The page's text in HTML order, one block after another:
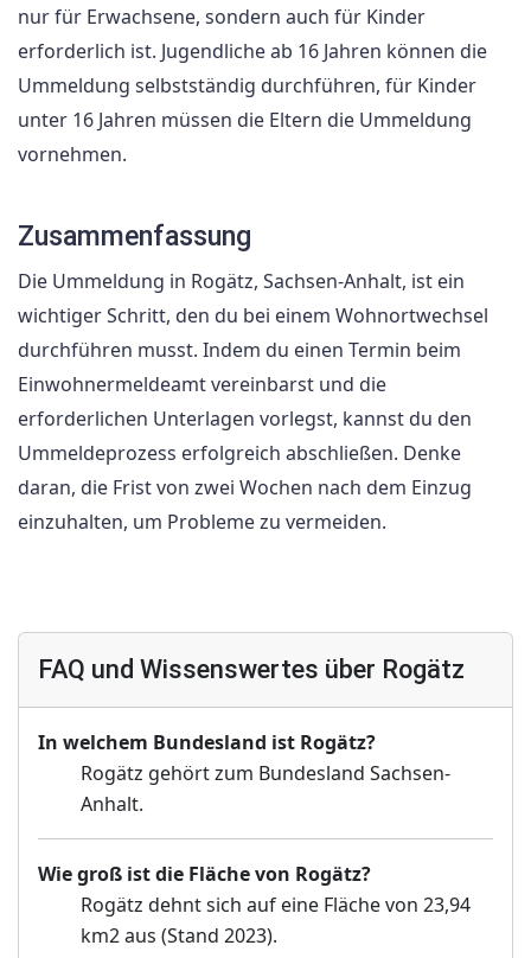
nur für Erwachsene, sondern auch für Kinder
erforderlich ist. Jugendliche ab 16 Jahren können die
Ummeldung selbstständig durchführen, für Kinder
unter 16 Jahren müssen die Eltern die Ummeldung
vornehmen.
Zusammenfassung
Die Ummeldung in Rogätz, Sachsen-Anhalt, ist ein
wichtiger Schritt, den du bei einem Wohnortwechsel
durchführen musst. Indem du einen Termin beim
Einwohnermeldeamt vereinbarst und die
erforderlichen Unterlagen vorlegst, kannst du den
Ummeldeprozess erfolgreich abschließen. Denke
daran, die Frist von zwei Wochen nach dem Einzug
einzuhalten, um Probleme zu vermeiden.
FAQ und Wissenswertes über Rogätz
In welchem Bundesland ist Rogätz?
Rogätz gehört zum Bundesland Sachsen-
Anhalt.
Wie groß ist die Fläche von Rogätz?
Rogätz dehnt sich auf eine Fläche von 23,94
km2 aus (Stand 2023).